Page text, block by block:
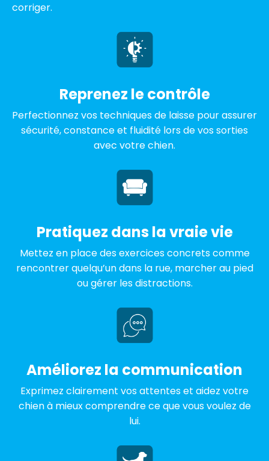
corriger.
Reprenez le contrôle
Perfectionnez vos techniques de laisse pour assurer
sécurité, constance et fluidité lors de vos sorties
avec votre chien.
Pratiquez dans la vraie vie
Mettez en place des exercices concrets comme
rencontrer quelqu’un dans la rue, marcher au pied
ou gérer les distractions.
Améliorez la communication
Exprimez clairement vos attentes et aidez votre
chien à mieux comprendre ce que vous voulez de
lui.